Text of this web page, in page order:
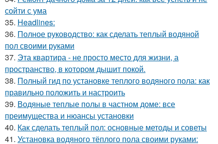
сойти с ума
35. Headlines:
36. Полное руководство: как сделать теплый водяной
пол своими руками
37. Эта квартира - не просто место для жизни, а
пространство, в котором дышит покой.
38. Полный гид по установке теплого водяного пола: как
правильно положить и настроить
39. Водяные теплые полы в частном доме: все
преимущества и нюансы установки
40. Как сделать теплый пол: основные методы и советы
41. Установка водяного тёплого пола своими руками: